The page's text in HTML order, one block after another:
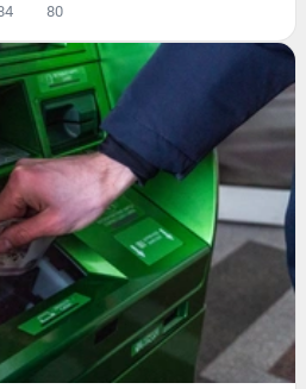
80